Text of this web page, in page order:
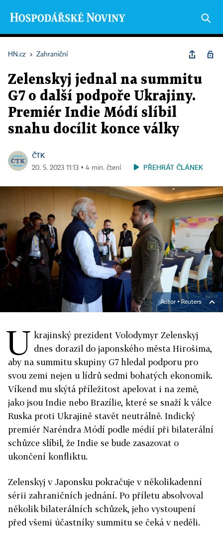
HN.cz › Zahraniční
Zelenskyj jednal na summitu
G7 o další podpoře Ukrajiny.
Premiér Indie Módí slíbil
snahu docílit konce války
ČTK
20. 5. 2023 11:13 ▪ 4 min. čtení PŘEHRÁT ČLÁNEK
Autor ▪ Reuters
U krajinský prezident Volodymyr Zelenskyj
dnes dorazil do japonského města Hirošima,
aby na summitu skupiny G7 hledal podporu pro
svou zemi nejen u lídrů sedmi bohatých ekonomik.
Víkend mu skýtá příležitost apelovat i na země,
jako jsou Indie nebo Brazílie, které se snaží k válce
Ruska proti Ukrajině stavět neutrálně. Indický
premiér Naréndra Módí podle médií při bilaterální
schůzce slíbil, že Indie se bude zasazovat o
ukončení konfliktu.
Zelenskyj v Japonsku pokračuje v několikadenní
sérii zahraničních jednání. Po příletu absolvoval
několik bilaterálních schůzek, jeho vystoupení
před všemi účastníky summitu se čeká v neděli.